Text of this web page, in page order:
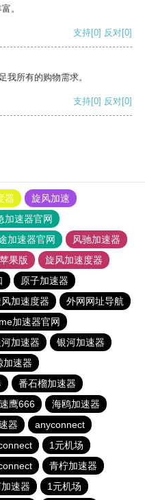
。
支持[0] 反对[0]
我所有的购物需求。
支持[0] 反对[0]
器
旋风加速
加速器官网
加速器官网
风驰加速器
果版
旋风加速度器
原子加速器
加速度器
外网网址导航
加速器官网
加速器
银河加速器
加速器
番石榴加速器
速鹰666
海鸥加速器
器
anyconnect
1元机场
青柠加速器
速器 1元机场